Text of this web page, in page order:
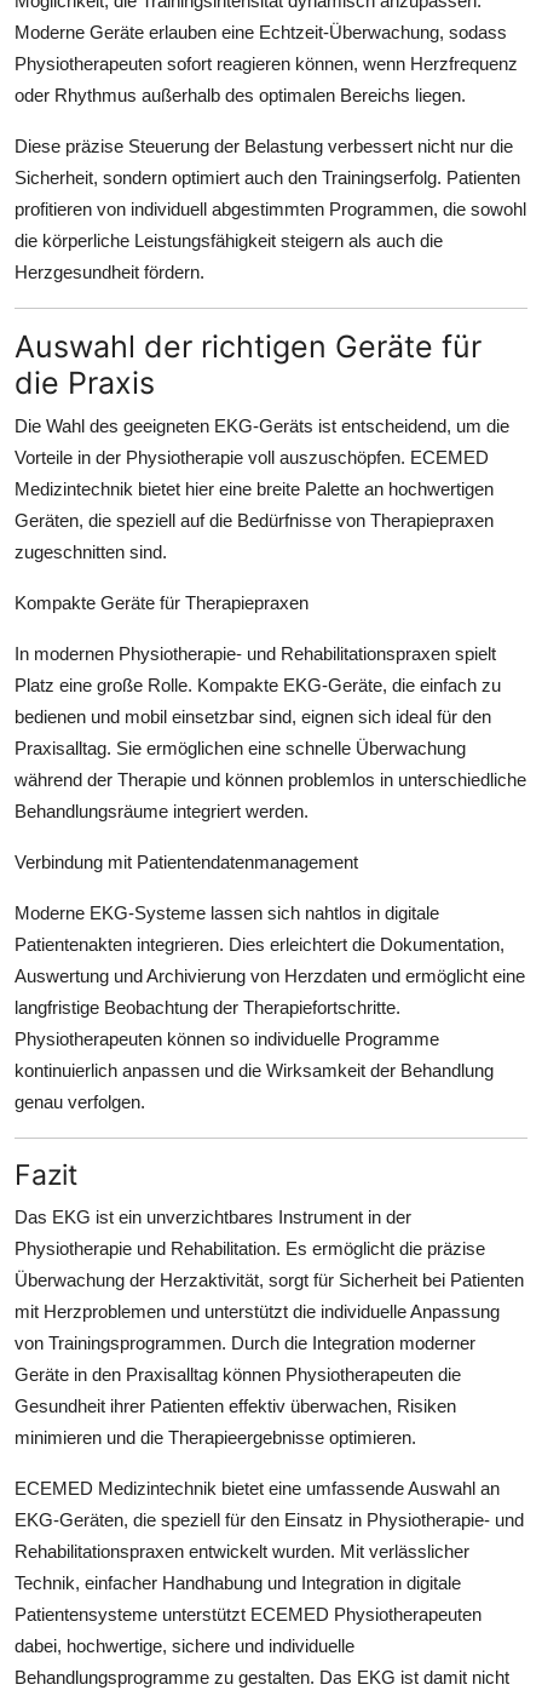
Moderne Geräte erlauben eine Echtzeit-Überwachung, sodass
Physiotherapeuten sofort reagieren können, wenn Herzfrequenz
oder Rhythmus außerhalb des optimalen Bereichs liegen.
Diese präzise Steuerung der Belastung verbessert nicht nur die
Sicherheit, sondern optimiert auch den Trainingserfolg. Patienten
profitieren von individuell abgestimmten Programmen, die sowohl
die körperliche Leistungsfähigkeit steigern als auch die
Herzgesundheit fördern.
Auswahl der richtigen Geräte für
die Praxis
Die Wahl des geeigneten EKG-Geräts ist entscheidend, um die
Vorteile in der Physiotherapie voll auszuschöpfen. ECEMED
Medizintechnik bietet hier eine breite Palette an hochwertigen
Geräten, die speziell auf die Bedürfnisse von Therapiepraxen
zugeschnitten sind.
Kompakte Geräte für Therapiepraxen
In modernen Physiotherapie- und Rehabilitationspraxen spielt
Platz eine große Rolle. Kompakte EKG-Geräte, die einfach zu
bedienen und mobil einsetzbar sind, eignen sich ideal für den
Praxisalltag. Sie ermöglichen eine schnelle Überwachung
während der Therapie und können problemlos in unterschiedliche
Behandlungsräume integriert werden.
Verbindung mit Patientendatenmanagement
Moderne EKG-Systeme lassen sich nahtlos in digitale
Patientenakten integrieren. Dies erleichtert die Dokumentation,
Auswertung und Archivierung von Herzdaten und ermöglicht eine
langfristige Beobachtung der Therapiefortschritte.
Physiotherapeuten können so individuelle Programme
kontinuierlich anpassen und die Wirksamkeit der Behandlung
genau verfolgen.
Fazit
Das EKG ist ein unverzichtbares Instrument in der
Physiotherapie und Rehabilitation. Es ermöglicht die präzise
Überwachung der Herzaktivität, sorgt für Sicherheit bei Patienten
mit Herzproblemen und unterstützt die individuelle Anpassung
von Trainingsprogrammen. Durch die Integration moderner
Geräte in den Praxisalltag können Physiotherapeuten die
Gesundheit ihrer Patienten effektiv überwachen, Risiken
minimieren und die Therapieergebnisse optimieren.
ECEMED Medizintechnik bietet eine umfassende Auswahl an
EKG-Geräten, die speziell für den Einsatz in Physiotherapie- und
Rehabilitationspraxen entwickelt wurden. Mit verlässlicher
Technik, einfacher Handhabung und Integration in digitale
Patientensysteme unterstützt ECEMED Physiotherapeuten
dabei, hochwertige, sichere und individuelle
Behandlungsprogramme zu gestalten. Das EKG ist damit nicht